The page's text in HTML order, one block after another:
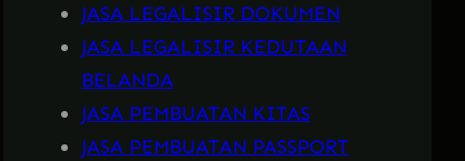
JASA LEGALISIR DOKUMEN
JASA LEGALISIR KEDUTAAN
BELANDA
JASA PEMBUATAN KITAS
JASA PEMBUATAN PASSPORT